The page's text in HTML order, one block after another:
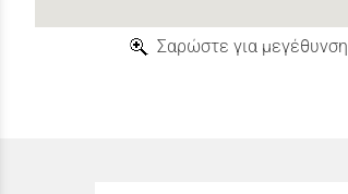
Σαρώστε για μεγέθυνση